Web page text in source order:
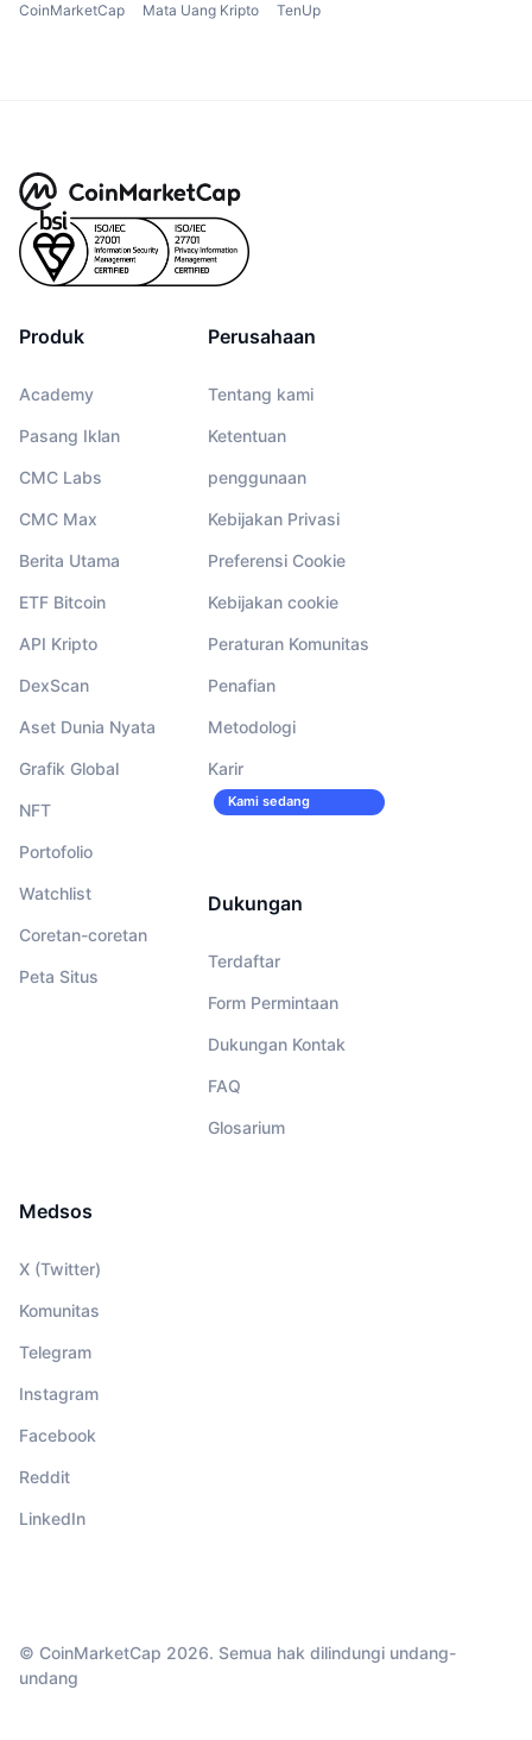
CoinMarketCap Mata Uang Kripto TenUp
Produk
Academy
Pasang Iklan
CMC Labs
CMC Max
Berita Utama
ETF Bitcoin
API Kripto
DexScan
Aset Dunia Nyata
Grafik Global
NFT
Portofolio
Watchlist
Coretan-coretan
Peta Situs
Perusahaan
Tentang kami
Ketentuan
penggunaan
Kebijakan Privasi
Preferensi Cookie
Kebijakan cookie
Peraturan Komunitas
Penafian
Metodologi
Karir
Kami sedang
Dukungan
Terdaftar
Form Permintaan
Dukungan Kontak
FAQ
Glosarium
Medsos
X (Twitter)
Komunitas
Telegram
Instagram
Facebook
Reddit
LinkedIn
© CoinMarketCap 2026. Semua hak dilindungi undang-
undang